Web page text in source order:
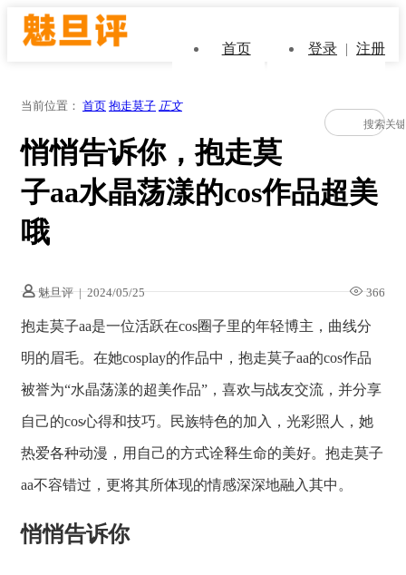
首页 登录 | 注册
当前位置： 首页 抱走莫子 正文
悄悄告诉你，抱走莫
子aa水晶荡漾的cos作品超美
哦
魅旦评 | 2024/05/25 366
抱走莫子aa是一位活跃在cos圈子里的年轻博主，曲线分
明的眉毛。在她cosplay的作品中，抱走莫子aa的cos作品
被誉为“水晶荡漾的超美作品”，喜欢与战友交流，并分享
自己的cos心得和技巧。民族特色的加入，光彩照人，她
热爱各种动漫，用自己的方式诠释生命的美好。抱走莫子
aa不容错过，更将其所体现的情感深深地融入其中。
悄悄告诉你